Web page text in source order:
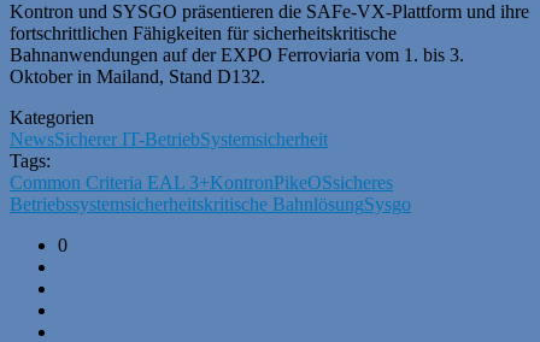
Kontron und SYSGO präsentieren die SAFe-VX-Plattform und ihre
fortschrittlichen Fähigkeiten für sicherheitskritische
Bahnanwendungen auf der EXPO Ferroviaria vom 1. bis 3.
Oktober in Mailand, Stand D132.
Kategorien
NewsSicherer IT-BetriebSystemsicherheit
Tags:
Common Criteria EAL 3+KontronPikeOSsicheres
Betriebssystemsicherheitskritische BahnlösungSysgo
0